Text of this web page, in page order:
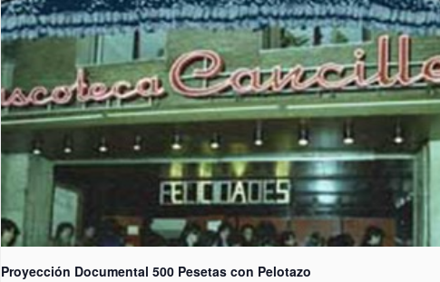
Proyección Documental 500 Pesetas con Pelotazo